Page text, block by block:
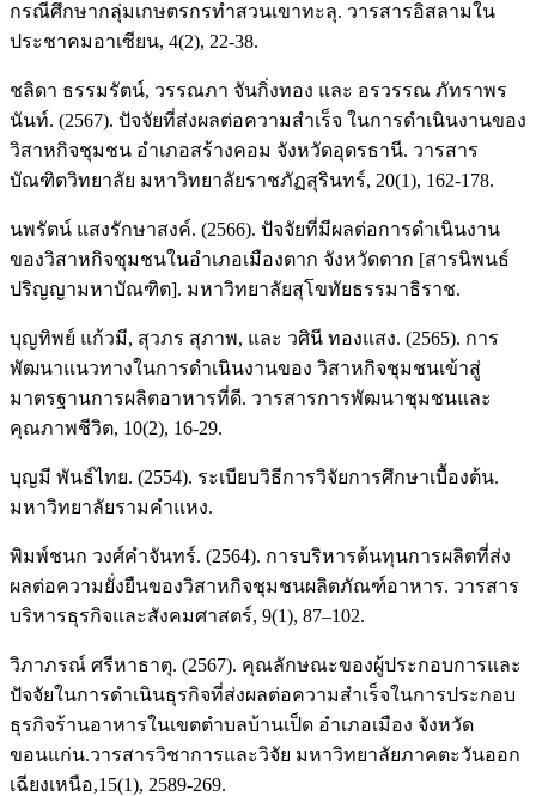
กรณีศึกษากลุ่มเกษตรกรทำสวนเขาทะลุ. วารสารอิสลามใน
ประชาคมอาเซียน, 4(2), 22-38.
ชลิดา ธรรมรัตน์, วรรณภา จันกิ่งทอง และ อรวรรณ ภัทราพร
นันท์. (2567). ปัจจัยที่ส่งผลต่อความสำเร็จ ในการดำเนินงานของ
วิสาหกิจชุมชน อำเภอสร้างคอม จังหวัดอุดรธานี. วารสาร
บัณฑิตวิทยาลัย มหาวิทยาลัยราชภัฏสุรินทร์, 20(1), 162-178.
นพรัตน์ แสงรักษาสงค์. (2566). ปัจจัยที่มีผลต่อการดำเนินงาน
ของวิสาหกิจชุมชนในอำเภอเมืองตาก จังหวัดตาก [สารนิพนธ์
ปริญญามหาบัณฑิต]. มหาวิทยาลัยสุโขทัยธรรมาธิราช.
บุญทิพย์ แก้วมี, สุวภร สุภาพ, และ วศินี ทองแสง. (2565). การ
พัฒนาแนวทางในการดำเนินงานของ วิสาหกิจชุมชนเข้าสู่
มาตรฐานการผลิตอาหารที่ดี. วารสารการพัฒนาชุมชนและ
คุณภาพชีวิต, 10(2), 16-29.
บุญมี พันธ์ไทย. (2554). ระเบียบวิธีการวิจัยการศึกษาเบื้องต้น.
มหาวิทยาลัยรามคำแหง.
พิมพ์ชนก วงศ์คำจันทร์. (2564). การบริหารต้นทุนการผลิตที่ส่ง
ผลต่อความยั่งยืนของวิสาหกิจชุมชนผลิตภัณฑ์อาหาร. วารสาร
บริหารธุรกิจและสังคมศาสตร์, 9(1), 87–102.
วิภาภรณ์ ศรีหาธาตุ. (2567). คุณลักษณะของผู้ประกอบการและ
ปัจจัยในการดำเนินธุรกิจที่ส่งผลต่อความสำเร็จในการประกอบ
ธุรกิจร้านอาหารในเขตตำบลบ้านเป็ด อำเภอเมือง จังหวัด
ขอนแก่น.วารสารวิชาการและวิจัย มหาวิทยาลัยภาคตะวันออก
เฉียงเหนือ,15(1), 2589-269.